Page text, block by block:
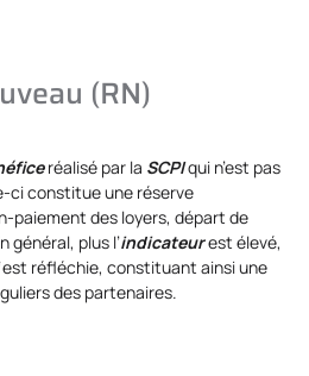
(RN)
réalisé par la SCPIqui n’est pas
ci constitue une réserve
paiement des loyers, départ de
général, plus l’indicateurest élevé,
est réfléchie, constituant ainsi une
des partenaires.